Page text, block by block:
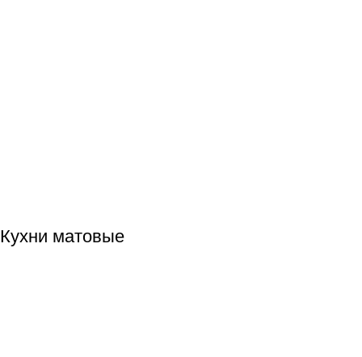
Кухни матовые